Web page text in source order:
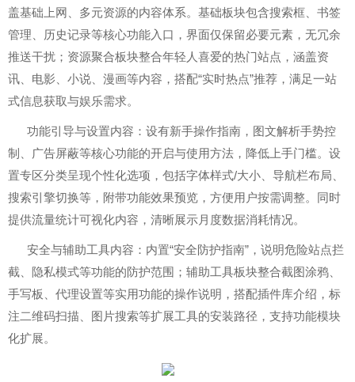
盖基础上网、多元资源的内容体系。基础板块包含搜索框、书签
管理、历史记录等核心功能入口，界面仅保留必要元素，无冗余
推送干扰；资源聚合板块整合年轻人喜爱的热门站点，涵盖资
讯、电影、小说、漫画等内容，搭配“实时热点”推荐，满足一站
式信息获取与娱乐需求。
功能引导与设置内容：设有新手操作指南，图文解析手势控
制、广告屏蔽等核心功能的开启与使用方法，降低上手门槛。设
置专区分类呈现个性化选项，包括字体样式/大小、导航栏布局、
搜索引擎切换等，附带功能效果预览，方便用户按需调整。同时
提供流量统计可视化内容，清晰展示月度数据消耗情况。
安全与辅助工具内容：内置“安全防护指南”，说明危险站点拦
截、隐私模式等功能的防护范围；辅助工具板块整合截图涂鸦、
手写板、代理设置等实用功能的操作说明，搭配插件库介绍，标
注二维码扫描、图片搜索等扩展工具的安装路径，支持功能模块
化扩展。